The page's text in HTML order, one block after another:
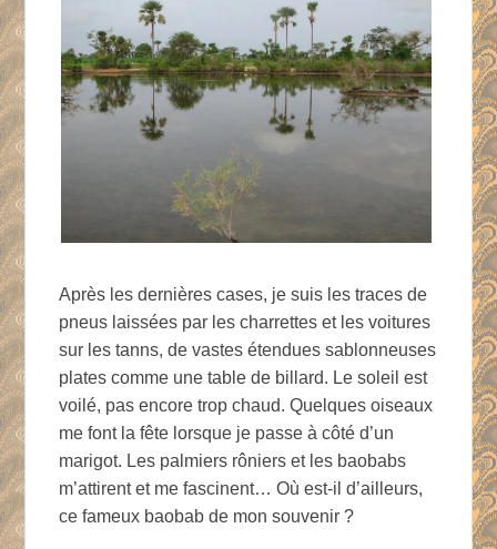
Après les dernières cases, je suis les traces de
pneus laissées par les charrettes et les voitures
sur les tanns, de vastes étendues sablonneuses
plates comme une table de billard. Le soleil est
voilé, pas encore trop chaud. Quelques oiseaux
me font la fête lorsque je passe à côté d’un
marigot. Les palmiers rôniers et les baobabs
m’attirent et me fascinent… Où est-il d’ailleurs,
ce fameux baobab de mon souvenir ?